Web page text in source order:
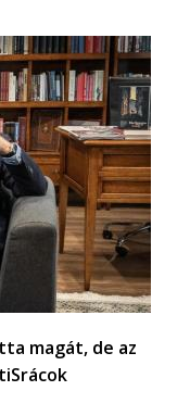
magát, de az